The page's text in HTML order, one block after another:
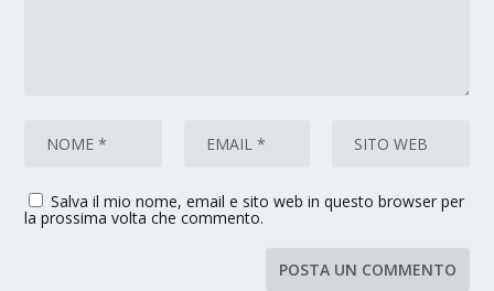
Salva il mio nome, email e sito web in questo browser per
la prossima volta che commento.